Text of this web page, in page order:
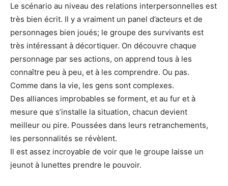
Le scénario au niveau des relations interpersonnelles est
très bien écrit. Il y a vraiment un panel d’acteurs et de
personnages bien joués; le groupe des survivants est
très intéressant à décortiquer. On découvre chaque
personnage par ses actions, on apprend tous à les
connaître peu à peu, et à les comprendre. Ou pas.
Comme dans la vie, les gens sont complexes.
Des alliances improbables se forment, et au fur et à
mesure que s’installe la situation, chacun devient
meilleur ou pire. Poussées dans leurs retranchements,
les personnalités se révèlent.
Il est assez incroyable de voir que le groupe laisse un
jeunot à lunettes prendre le pouvoir.